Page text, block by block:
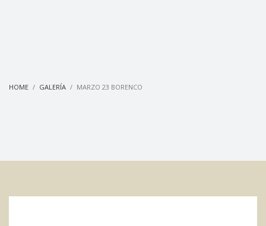
HOME GALERÍA MARZO 23 BORENCO